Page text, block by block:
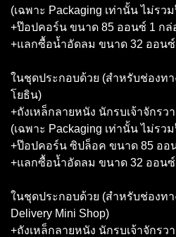
(เฉพาะ Packaging เท่านั้น ไม่รว
+ป๊อปคอร์น ขนาด 85 ออนซ์ 1 กล่
+แลกซื้อน้ำอัดลม ขนาด 32 ออนซ์
ในชุดประกอบด้วย (สำหรับช่องทา
โยธิน)
+ถังเหล็กลายหนัง นักรบเจ้าจักร
(เฉพาะ Packaging เท่านั้น ไม่รว
+ป๊อปคอร์น ซิปล็อค ขนาด 85 ออ
+แลกซื้อน้ำอัดลม ขนาด 32 ออนซ์
ในชุดประกอบด้วย (สำหรับช่องทา
Delivery Mini Shop)
+ถังเหล็กลายหนัง นักรบเจ้าจักร